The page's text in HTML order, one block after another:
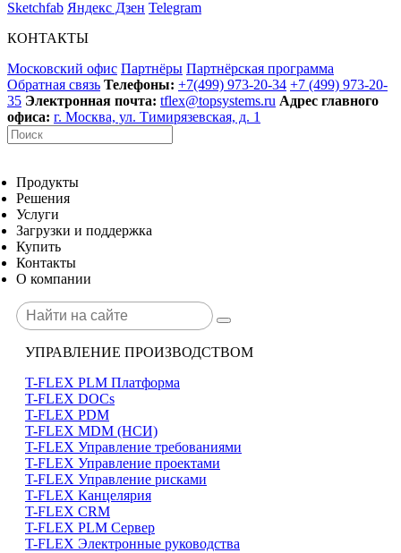
Sketchfab Яндекс Дзен Telegram
КОНТАКТЫ
Московский офис Партнёры Партнёрская программа
Обратная связь Телефоны: +7(499) 973-20-34 +7 (499) 973-20-
35 Электронная почта: tflex@topsystems.ru Адрес главного
офиса: г. Москва, ул. Тимирязевская, д. 1
Продукты
Решения
Услуги
Загрузки и поддержка
Купить
Контакты
О компании
УПРАВЛЕНИЕ ПРОИЗВОДСТВОМ
T-FLEX PLM Платформа
T-FLEX DOCs
T-FLEX PDM
T-FLEX MDM (НСИ)
T-FLEX Управление требованиями
T-FLEX Управление проектами
T-FLEX Управление рисками
T-FLEX Канцелярия
T-FLEX CRM
T-FLEX PLM Сервер
T-FLEX Электронные руководства